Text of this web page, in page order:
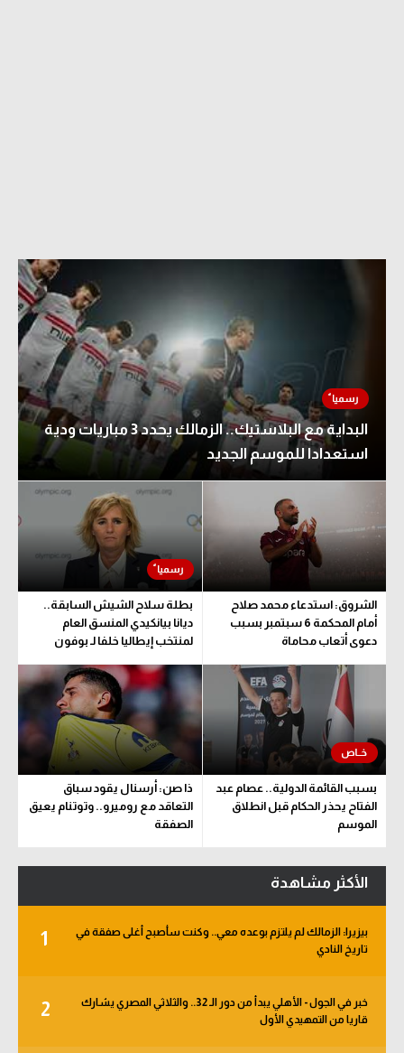
البداية مع البلاستيك.. الزمالك يحدد 3 مباريات ودية
استعدادا للموسم الجديد
الشروق: استدعاء محمد صلاح
أمام المحكمة 6 سبتمبر بسبب
دعوى أتعاب محاماة
بطلة سلاح الشيش السابقة..
ديانا بيانكيدي المنسق العام
لمنتخب إيطاليا خلفا لـ بوفون
بسبب القائمة الدولية.. عصام عبد
الفتاح يحذر الحكام قبل انطلاق
الموسم
ذا صن: أرسنال يقود سباق
التعاقد مع روميرو.. وتوتنام يعيق
الصفقة
الأكثر مشاهدة
1
بيزيرا: الزمالك لم يلتزم بوعده معي.. وكنت سأصبح أغلى صفقة في
تاريخ النادي
2
خبر في الجول - الأهلي يبدأ من دور الـ 32.. والثلاثي المصري يشارك
قاريا من التمهيدي الأول